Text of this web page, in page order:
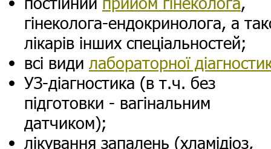
гінеколога-ендокринолога, а
лікарів інших спеціальностей;
всі види лабораторної
УЗ-діагностика (в т.ч. без
підготовки - вагінальним
датчиком);
лікування запалень (хламідіоз,